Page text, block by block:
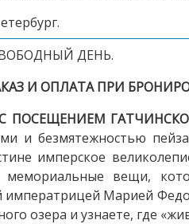
ДЕНЬ.
И ОПЛАТА ПРИ
ПОСЕЩЕНИЕМ
и безмятежностью
имперское
мемориальные вещи,
Марией
озера и узнаете, где